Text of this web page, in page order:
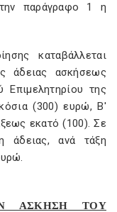
παράγραφο 1 η
καταβάλλεται
άδειας ασκήσεως
Επιμελητηρίου της
(300) ευρώ, Β'
εκατό (100). Σε
άδειας, ανά τάξη
ΑΣΚΗΣΗ ΤΟΥ